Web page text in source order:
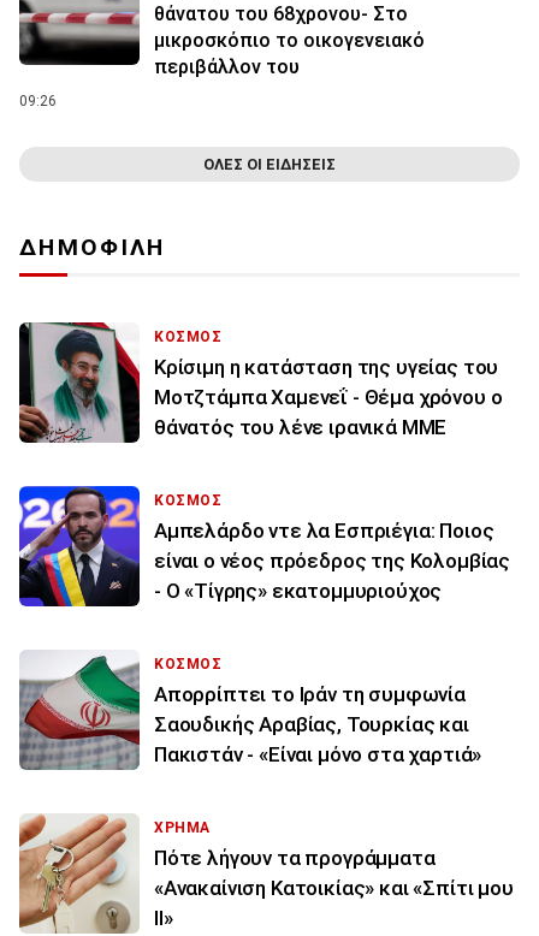
θάνατου του 68χρονου- Στο
μικροσκόπιο το οικογενειακό
περιβάλλον του
09:26
ΟΛΕΣ ΟΙ ΕΙΔΗΣΕΙΣ
ΔΗΜΟΦΙΛΗ
ΚΟΣΜΟΣ
Κρίσιμη η κατάσταση της υγείας του
Μοτζτάμπα Χαμενεΐ - Θέμα χρόνου ο
θάνατός του λένε ιρανικά ΜΜΕ
ΚΟΣΜΟΣ
Αμπελάρδο ντε λα Εσπριέγια: Ποιος
είναι ο νέος πρόεδρος της Κολομβίας
- Ο «Τίγρης» εκατομμυριούχος
ΚΟΣΜΟΣ
Απορρίπτει το Ιράν τη συμφωνία
Σαουδικής Αραβίας, Τουρκίας και
Πακιστάν - «Είναι μόνο στα χαρτιά»
ΧΡΗΜΑ
Πότε λήγουν τα προγράμματα
«Ανακαίνιση Κατοικίας» και «Σπίτι μου
ΙΙ»